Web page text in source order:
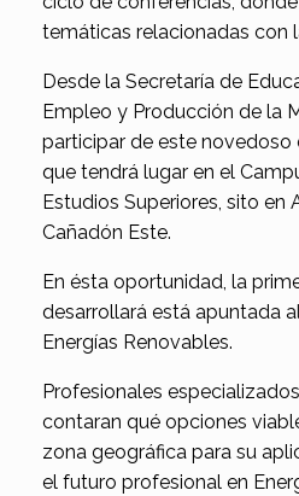
temáticas relacionadas con
Desde la Secretaría de
Empleo y Producción de la
participar de este novedoso
que tendrá lugar en el
Estudios Superiores, sito en
Cañadón Este.
En ésta oportunidad, la
desarrollará está apuntada
Energías Renovables.
Profesionales
contaran qué opciones
zona geográfica para su
el futuro profesional en